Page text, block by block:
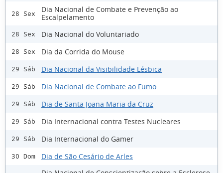
28 Sex
Dia Nacional de Combate e Prevenção ao
Escalpelamento
28 Sex Dia Nacional do Voluntariado
28 Sex Dia da Corrida do Mouse
29 Sáb Dia Nacional da Visibilidade Lésbica
29 Sáb Dia Nacional de Combate ao Fumo
29 Sáb Dia de Santa Joana Maria da Cruz
29 Sáb Dia Internacional contra Testes Nucleares
29 Sáb Dia Internacional do Gamer
30 Dom
Dia de São Cesário de Arles